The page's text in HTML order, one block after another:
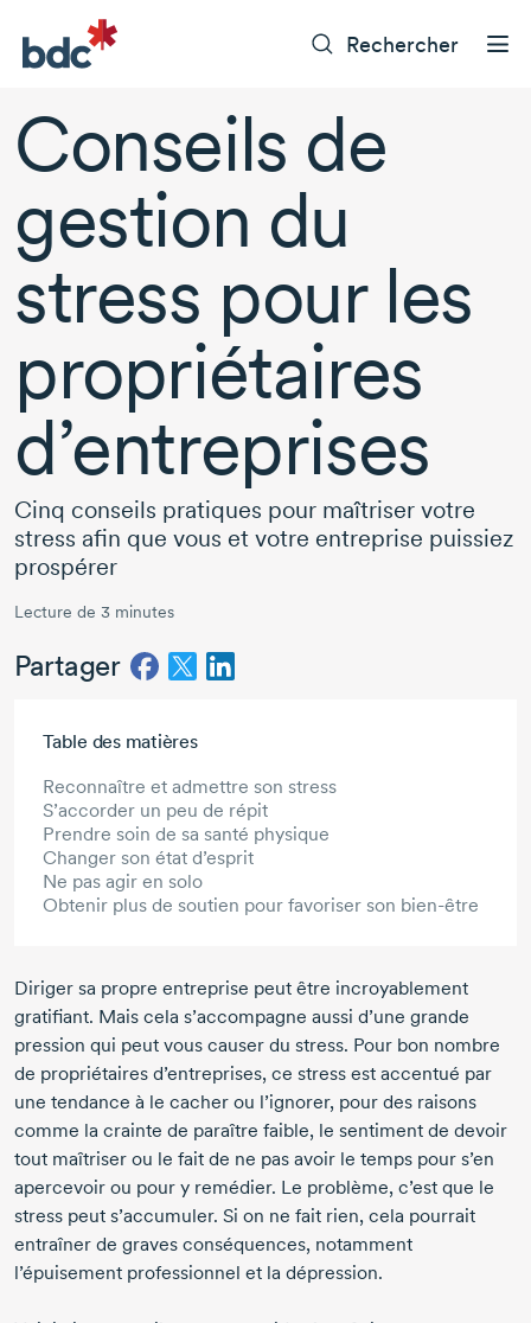
Rechercher
Conseils de
gestion du
stress pour les
propriétaires
d’entreprises
Cinq conseils pratiques pour maîtriser votre
stress afin que vous et votre entreprise puissiez
prospérer
Lecture de 3 minutes
Partager
Table des matières
Reconnaître et admettre son stress
S’accorder un peu de répit
Prendre soin de sa santé physique
Changer son état d’esprit
Ne pas agir en solo
Obtenir plus de soutien pour favoriser son bien-être
Diriger sa propre entreprise peut être incroyablement
gratifiant. Mais cela s’accompagne aussi d’une grande
pression qui peut vous causer du stress. Pour bon nombre
de propriétaires d’entreprises, ce stress est accentué par
une tendance à le cacher ou l’ignorer, pour des raisons
comme la crainte de paraître faible, le sentiment de devoir
tout maîtriser ou le fait de ne pas avoir le temps pour s’en
apercevoir ou pour y remédier. Le problème, c’est que le
stress peut s’accumuler. Si on ne fait rien, cela pourrait
entraîner de graves conséquences, notamment
l’épuisement professionnel et la dépression.